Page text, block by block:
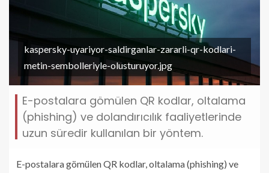
kaspersky-uyariyor-saldirganlar-zararli-qr-kodlari-
metin-sembolleriyle-olusturuyor.jpg
E-postalara gömülen QR kodlar, oltalama
(phishing) ve dolandırıcılık faaliyetlerinde
uzun süredir kullanılan bir yöntem.
E-postalara gömülen QR kodlar, oltalama (phishing) ve